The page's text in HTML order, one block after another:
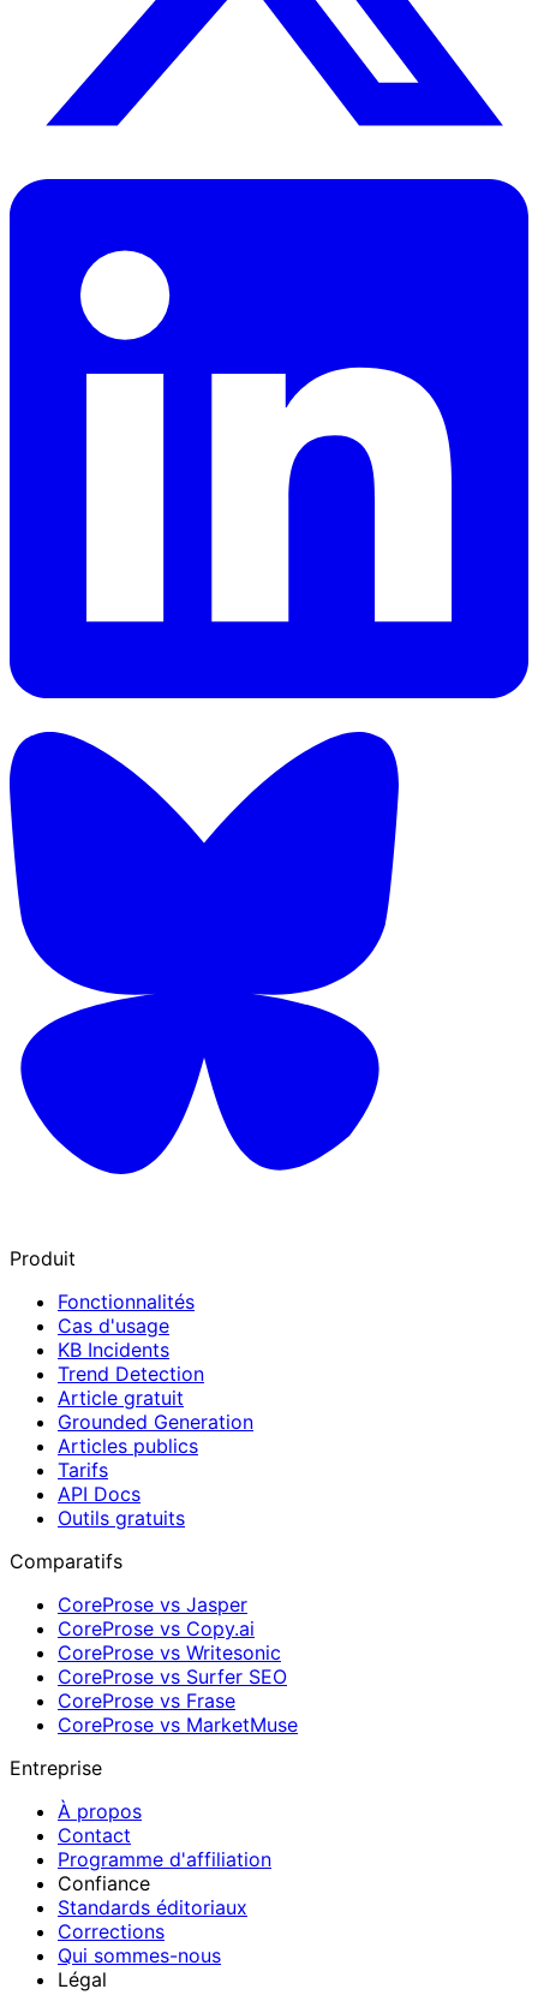
Produit
Fonctionnalités
Cas d'usage
KB Incidents
Trend Detection
Article gratuit
Grounded Generation
Articles publics
Tarifs
API Docs
Outils gratuits
Comparatifs
CoreProse vs Jasper
CoreProse vs Copy.ai
CoreProse vs Writesonic
CoreProse vs Surfer SEO
CoreProse vs Frase
CoreProse vs MarketMuse
Entreprise
À propos
Contact
Programme d'affiliation
Confiance
Standards éditoriaux
Corrections
Qui sommes-nous
Légal